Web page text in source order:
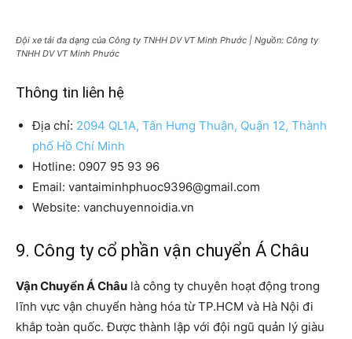
Đội xe tải đa dạng của Công ty TNHH DV VT Minh Phước | Nguồn: Công ty
TNHH DV VT Minh Phước
Thông tin liên hệ
Địa chỉ: 2094 QL1A, Tân Hưng Thuận, Quận 12, Thành
phố Hồ Chí Minh
Hotline: 0907 95 93 96
Email: vantaiminhphuoc9396@gmail.com
Website: vanchuyennoidia.vn
9. Công ty cổ phần vận chuyển Á Châu
Vận Chuyển Á Châu là công ty chuyên hoạt động trong
lĩnh vực vận chuyển hàng hóa từ TP.HCM và Hà Nội đi
khắp toàn quốc. Được thành lập với đội ngũ quản lý giàu